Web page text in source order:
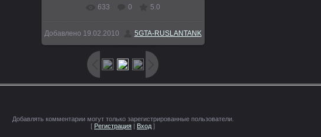
633 0 5.0
Добавлено 19.02.2010 5GTA-RUSLANTANK
Добавлять комментарии могут только зарегистрированные пользователи.
[ Регистрация | Вход ]